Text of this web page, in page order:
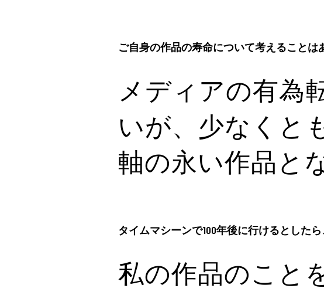
ご自身の作品の寿命について考えること
メディアの有為
いが、少なくと
軸の永い作品と
タイムマシーンで100年後に行けるとした
私の作品のこと